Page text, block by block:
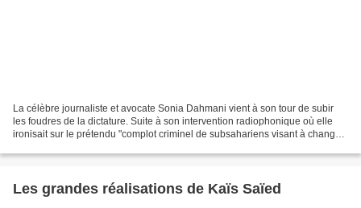
La célèbre journaliste et avocate Sonia Dahmani vient à son tour de subir
les foudres de la dictature. Suite à son intervention radiophonique où elle
ironisait sur le prétendu "complot criminel de subsahariens visant à changer
Les grandes réalisations de Kaïs Saïed